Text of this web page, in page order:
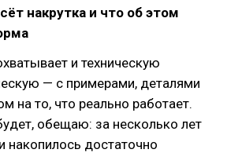
накрутка и что об этом
и техническую
— с примерами, деталями
на то, что реально работает.
обещаю: за несколько лет
накопилось достаточно